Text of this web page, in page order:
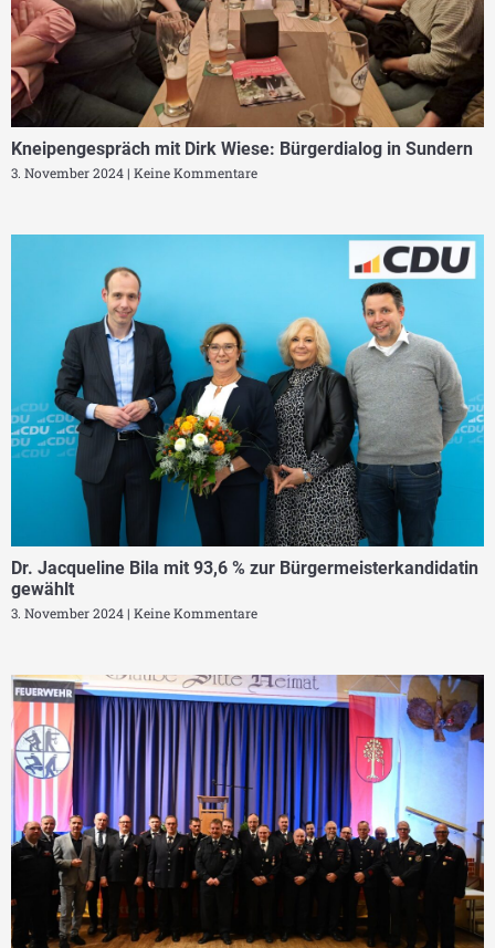
Kneipengespräch mit Dirk Wiese: Bürgerdialog in Sundern
3. November 2024 Keine Kommentare
Dr. Jacqueline Bila mit 93,6 % zur Bürgermeisterkandidatin
gewählt
3. November 2024 Keine Kommentare